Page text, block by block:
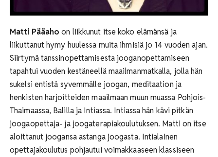
Matti Pääaho on liikkunut itse koko elämänsä ja
liikuttanut hymy huulessa muita ihmisiä jo 14 vuoden ajan.
Siirtymä tanssinopettamisesta jooganopettamiseen
tapahtui vuoden kestäneellä maailmanmatkalla, jolla hän
sukelsi entistä syvemmälle joogan, meditaation ja
henkisten harjoitteiden maailmaan muun muassa Pohjois-
Thaimaassa, Balilla ja Intiassa. Intiassa hän kävi pitkän
joogaopettaja- ja joogaterapiakoulutuksen. Matti on itse
aloittanut joogansa astanga joogasta. Intialainen
opettajakoulutus pohjautui voimakkaaseen klassiseen